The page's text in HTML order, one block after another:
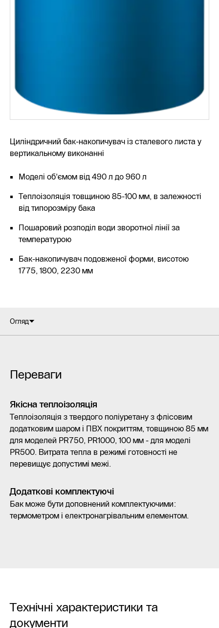
Циліндричний бак-накопичувач із сталевого листа у
вертикальному виконанні
Моделі об'ємом від 490 л до 960 л
Теплоізоляція товщиною 85-100 мм, в залежності
від типорозміру бака
Пошаровий розподіл води зворотної лінії за
температурою
Бак-накопичувач подовженої форми, висотою
1775, 1800, 2230 мм
Огляд
Переваги
Якісна теплоізоляція
Теплоізоляція з твердого поліуретану з флісовим
додатковим шаром і ПВХ покриттям, товщиною 85 мм
для моделей PR750, PR1000, 100 мм - для моделі
PR500. Витрата тепла в режимі готовності не
перевищує допустимі межі.
Додаткові комплектуючі
Бак може бути доповнений комплектуючими:
термометром і електронагрівальним елементом.
Технічні характеристики та
документи